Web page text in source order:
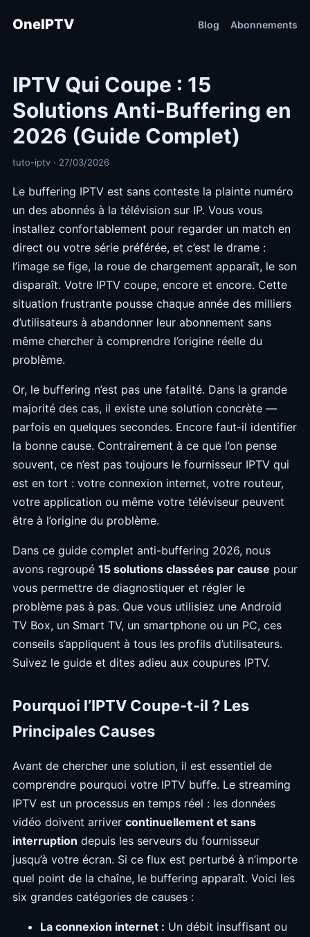
OneIPTV Blog Abonnements
IPTV Qui Coupe : 15
Solutions Anti-Buffering en
2026 (Guide Complet)
tuto-iptv · 27/03/2026
Le buffering IPTV est sans conteste la plainte numéro
un des abonnés à la télévision sur IP. Vous vous
installez confortablement pour regarder un match en
direct ou votre série préférée, et c’est le drame :
l’image se fige, la roue de chargement apparaît, le son
disparaît. Votre IPTV coupe, encore et encore. Cette
situation frustrante pousse chaque année des milliers
d’utilisateurs à abandonner leur abonnement sans
même chercher à comprendre l’origine réelle du
problème.
Or, le buffering n’est pas une fatalité. Dans la grande
majorité des cas, il existe une solution concrète —
parfois en quelques secondes. Encore faut-il identifier
la bonne cause. Contrairement à ce que l’on pense
souvent, ce n’est pas toujours le fournisseur IPTV qui
est en tort : votre connexion internet, votre routeur,
votre application ou même votre téléviseur peuvent
être à l’origine du problème.
Dans ce guide complet anti-buffering 2026, nous
avons regroupé 15 solutions classées par cause pour
vous permettre de diagnostiquer et régler le
problème pas à pas. Que vous utilisiez une Android
TV Box, un Smart TV, un smartphone ou un PC, ces
conseils s’appliquent à tous les profils d’utilisateurs.
Suivez le guide et dites adieu aux coupures IPTV.
Pourquoi l’IPTV Coupe-t-il ? Les
Principales Causes
Avant de chercher une solution, il est essentiel de
comprendre pourquoi votre IPTV buffe. Le streaming
IPTV est un processus en temps réel : les données
vidéo doivent arriver continuellement et sans
interruption depuis les serveurs du fournisseur
jusqu’à votre écran. Si ce flux est perturbé à n’importe
quel point de la chaîne, le buffering apparaît. Voici les
six grandes catégories de causes :
La connexion internet : Un débit insuffisant ou